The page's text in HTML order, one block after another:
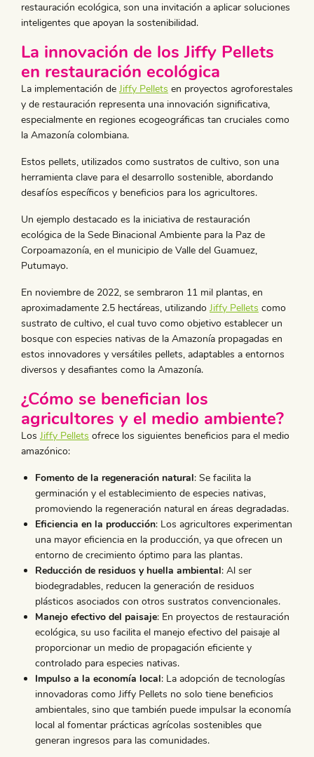
restauración ecológica, son una invitación a aplicar soluciones
inteligentes que apoyan la sostenibilidad.
La innovación de los Jiffy Pellets
en restauración ecológica
La implementación de Jiffy Pellets en proyectos agroforestales
y de restauración representa una innovación significativa,
especialmente en regiones ecogeográficas tan cruciales como
la Amazonía colombiana.
Estos pellets, utilizados como sustratos de cultivo, son una
herramienta clave para el desarrollo sostenible, abordando
desafíos específicos y beneficios para los agricultores.
Un ejemplo destacado es la iniciativa de restauración
ecológica de la Sede Binacional Ambiente para la Paz de
Corpoamazonía, en el municipio de Valle del Guamuez,
Putumayo.
En noviembre de 2022, se sembraron 11 mil plantas, en
aproximadamente 2.5 hectáreas, utilizando Jiffy Pellets como
sustrato de cultivo, el cual tuvo como objetivo establecer un
bosque con especies nativas de la Amazonía propagadas en
estos innovadores y versátiles pellets, adaptables a entornos
diversos y desafiantes como la Amazonía.
¿Cómo se benefician los
agricultores y el medio ambiente?
Los Jiffy Pellets ofrece los siguientes beneficios para el medio
amazónico:
Fomento de la regeneración natural: Se facilita la
germinación y el establecimiento de especies nativas,
promoviendo la regeneración natural en áreas degradadas.
Eficiencia en la producción: Los agricultores experimentan
una mayor eficiencia en la producción, ya que ofrecen un
entorno de crecimiento óptimo para las plantas.
Reducción de residuos y huella ambiental: Al ser
biodegradables, reducen la generación de residuos
plásticos asociados con otros sustratos convencionales.
Manejo efectivo del paisaje: En proyectos de restauración
ecológica, su uso facilita el manejo efectivo del paisaje al
proporcionar un medio de propagación eficiente y
controlado para especies nativas.
Impulso a la economía local: La adopción de tecnologías
innovadoras como Jiffy Pellets no solo tiene beneficios
ambientales, sino que también puede impulsar la economía
local al fomentar prácticas agrícolas sostenibles que
generan ingresos para las comunidades.